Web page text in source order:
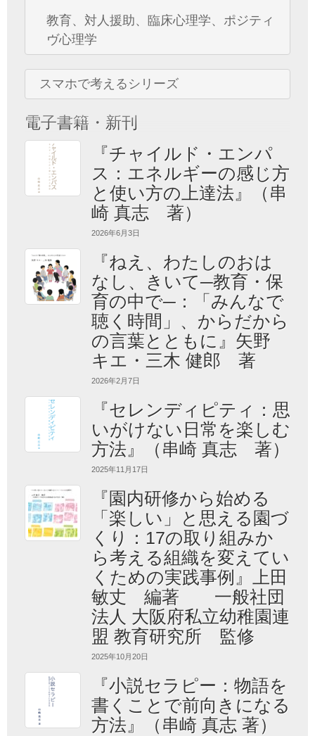
教育、対人援助、臨床心理学、ポジティ
ヴ心理学
スマホで考えるシリーズ
電子書籍・新刊
『チャイルド・エンパ
ス：エネルギーの感じ方
と使い方の上達法』（串
崎 真志 著）
2026年6月3日
『ねえ、わたしのおは
なし、きいて─教育・保
育の中で─：「みんなで
聴く時間」、からだから
の言葉とともに』矢野
キエ・三木 健郎 著
2026年2月7日
『セレンディピティ：思
いがけない日常を楽しむ
方法』（串崎 真志 著）
2025年11月17日
『園内研修から始める
「楽しい」と思える園づ
くり：17の取り組みか
ら考える組織を変えてい
くための実践事例』上田
敏丈 編著 一般社団
法人 大阪府私立幼稚園連
盟 教育研究所 監修
2025年10月20日
『小説セラピー：物語を
書くことで前向きになる
方法』（串崎 真志 著）